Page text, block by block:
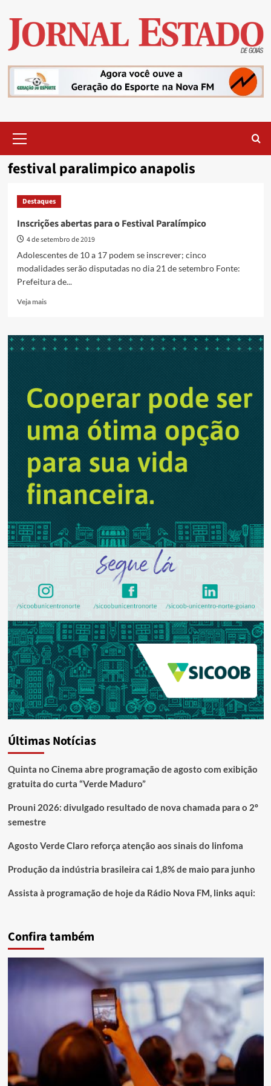
content
Menu
festival paralimpico anapolis
Destaques
Inscrições abertas para o Festival Paralímpico
4 de setembro de 2019
Adolescentes de 10 a 17 podem se inscrever; cinco
modalidades serão disputadas no dia 21 de setembro Fonte:
Prefeitura de...
Veja maisRead
Inscrições
abertas
Paralímpico
Últimas Notícias
Quinta no Cinema abre programação de agosto com exibição
gratuita do curta “Verde Maduro”
Prouni 2026: divulgado resultado de nova chamada para o 2º
semestre
Agosto Verde Claro reforça atenção aos sinais do linfoma
Produção da indústria brasileira cai 1,8% de maio para junho
Assista à programação de hoje da Rádio Nova FM, links aqui:
Confira também